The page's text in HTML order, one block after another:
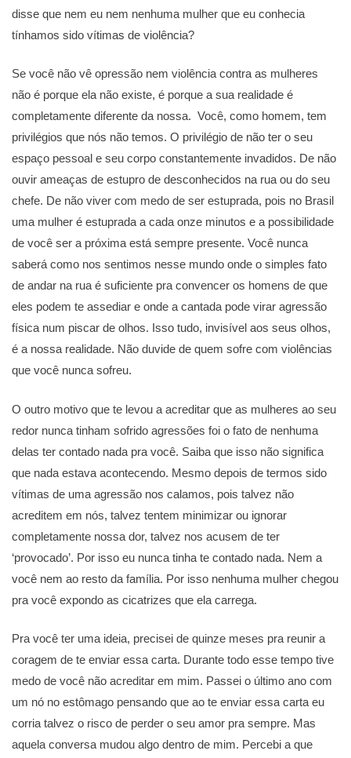
disse que nem eu nem nenhuma mulher que eu conhecia
tínhamos sido vítimas de violência?
Se você não vê opressão nem violência contra as mulheres
não é porque ela não existe, é porque a sua realidade é
completamente diferente da nossa. Você, como homem, tem
privilégios que nós não temos. O privilégio de não ter o seu
espaço pessoal e seu corpo constantemente invadidos. De não
ouvir ameaças de estupro de desconhecidos na rua ou do seu
chefe. De não viver com medo de ser estuprada, pois no Brasil
uma mulher é estuprada a cada onze minutos e a possibilidade
de você ser a próxima está sempre presente. Você nunca
saberá como nos sentimos nesse mundo onde o simples fato
de andar na rua é suficiente pra convencer os homens de que
eles podem te assediar e onde a cantada pode virar agressão
física num piscar de olhos. Isso tudo, invisível aos seus olhos,
é a nossa realidade. Não duvide de quem sofre com violências
que você nunca sofreu.
O outro motivo que te levou a acreditar que as mulheres ao seu
redor nunca tinham sofrido agressões foi o fato de nenhuma
delas ter contado nada pra você. Saiba que isso não significa
que nada estava acontecendo. Mesmo depois de termos sido
vítimas de uma agressão nos calamos, pois talvez não
acreditem em nós, talvez tentem minimizar ou ignorar
completamente nossa dor, talvez nos acusem de ter
‘provocado’. Por isso eu nunca tinha te contado nada. Nem a
você nem ao resto da família. Por isso nenhuma mulher chegou
pra você expondo as cicatrizes que ela carrega.
Pra você ter uma ideia, precisei de quinze meses pra reunir a
coragem de te enviar essa carta. Durante todo esse tempo tive
medo de você não acreditar em mim. Passei o último ano com
um nó no estômago pensando que ao te enviar essa carta eu
corria talvez o risco de perder o seu amor pra sempre. Mas
aquela conversa mudou algo dentro de mim. Percebi a que